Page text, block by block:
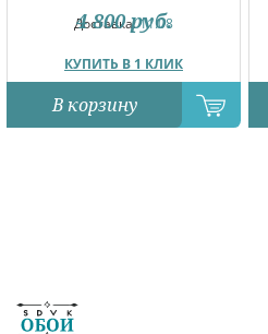
Доставка:11.08
КУПИТЬ В 1 КЛИК
4 800 руб.
В корзину